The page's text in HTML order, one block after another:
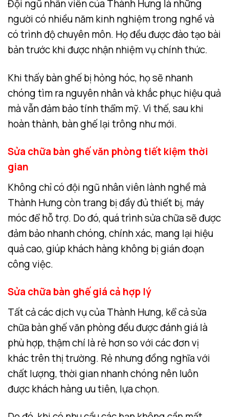
Đội ngũ nhân viên của Thành Hưng là những
người có nhiều năm kinh nghiệm trong nghề và
có trình độ chuyên môn. Họ đều được đào tạo bài
bản trước khi được nhận nhiệm vụ chính thức.
Khi thấy bàn ghế bị hỏng hóc, họ sẽ nhanh
chóng tìm ra nguyên nhân và khắc phục hiệu quả
mà vẫn đảm bảo tính thẩm mỹ. Vì thế, sau khi
hoàn thành, bàn ghế lại trông như mới.
Sửa chữa bàn ghế văn phòng tiết kiệm thời
gian
Không chỉ có đội ngũ nhân viên lành nghề mà
Thành Hưng còn trang bị đầy đủ thiết bị, máy
móc để hỗ trợ. Do đó, quá trình sửa chữa sẽ được
đảm bảo nhanh chóng, chính xác, mang lại hiệu
quả cao, giúp khách hàng không bị gián đoạn
công việc.
Sửa chữa bàn ghế giá cả hợp lý
Tất cả các dịch vụ của Thành Hưng, kể cả sửa
chữa bàn ghế văn phòng đều được đánh giá là
phù hợp, thậm chí là rẻ hơn so với các đơn vị
khác trên thị trường. Rẻ nhưng đồng nghĩa với
chất lượng, thời gian nhanh chóng nên luôn
được khách hàng ưu tiên, lựa chọn.